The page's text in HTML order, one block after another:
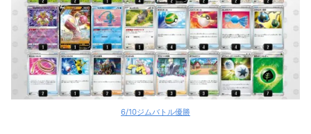
ロストバレット
ロストバレット
ロストバレット
6/10ジムバトル優勝